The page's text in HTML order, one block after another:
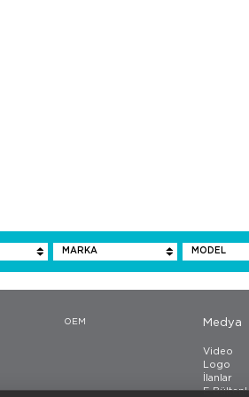
OEM Medya
Video
Logo
İlanlar
E-